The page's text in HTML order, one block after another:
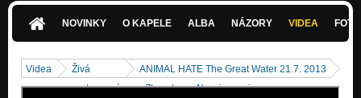
...a witch shall be born-what the new day will bring
bells of acheron-the frost giant's daughter
NOVINKY O KAPELE ALBA NÁZORY VIDEA
Videa
Živá
vystoupení
ANIMAL HATE The Great Water 21.7. 2013
- Zkusebna - Nacvicovani